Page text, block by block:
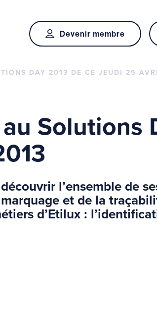
Devenir membre
DAY 2013 DE CE JEUDI 25
Solutions
l’ensemble de
et de la
d’Etilux :